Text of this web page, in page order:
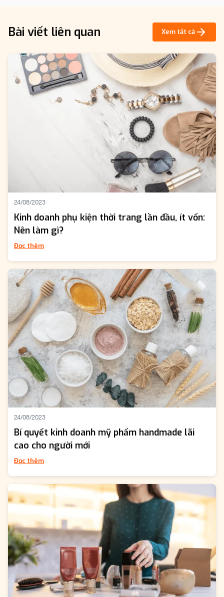
Bài viết liên quan Xem tất cả
24/08/2023
Kinh doanh phụ kiện thời trang lần đầu, ít vốn:
Nên làm gì?
Đọc thêm
24/08/2023
Bí quyết kinh doanh mỹ phẩm handmade lãi
cao cho người mới
Đọc thêm